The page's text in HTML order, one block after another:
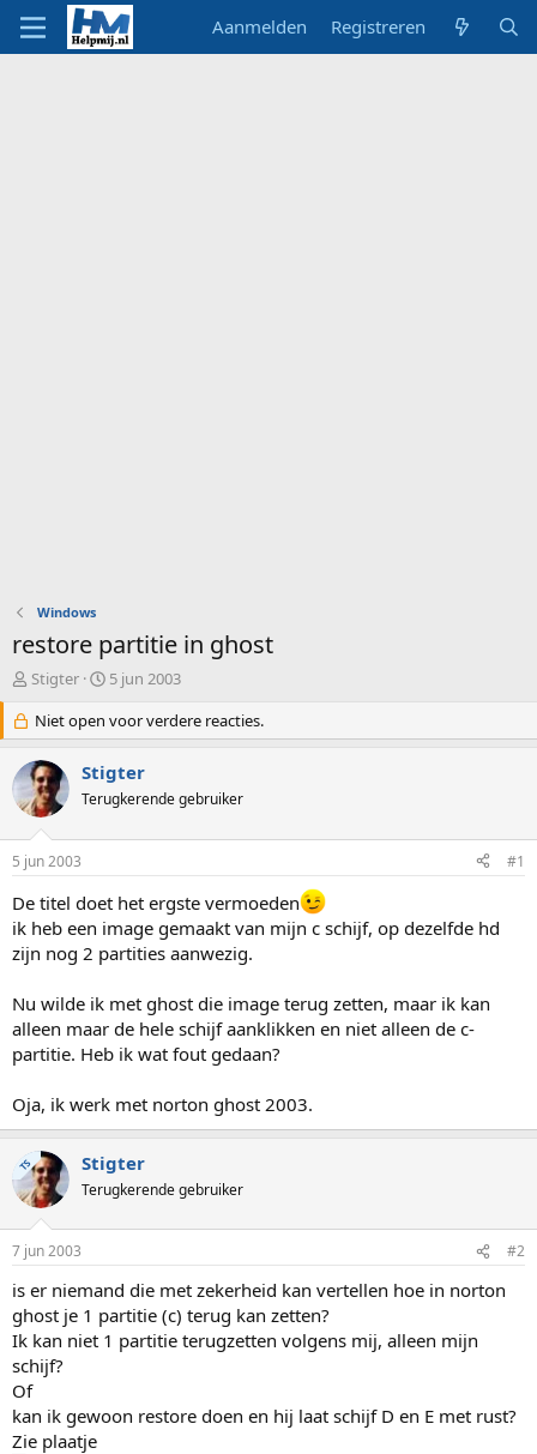
Aanmelden Registreren
Windows
restore partitie in ghost
O
d
e
r
w
e
s
a
r
t
r
Stigter
S
a
r
d
a
m
5 jun 2003
Niet open voor verdere reacties.
Stigter
Terugkerende gebruiker
5 jun 2003 #1
De titel doet het ergste vermoeden
ik heb een image gemaakt van mijn c schijf, op dezelfde hd
zijn nog 2 partities aanwezig.
Nu wilde ik met ghost die image terug zetten, maar ik kan
alleen maar de hele schijf aanklikken en niet alleen de c-
partitie. Heb ik wat fout gedaan?
Oja, ik werk met norton ghost 2003.
TS Stigter
Terugkerende gebruiker
7 jun 2003 #2
is er niemand die met zekerheid kan vertellen hoe in norton
ghost je 1 partitie (c) terug kan zetten?
Ik kan niet 1 partitie terugzetten volgens mij, alleen mijn
schijf?
Of
kan ik gewoon restore doen en hij laat schijf D en E met rust?
Zie plaatje